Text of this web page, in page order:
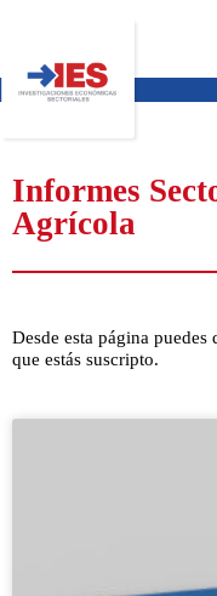
Informes
Agrícola
Desde esta página
que estás suscripto.